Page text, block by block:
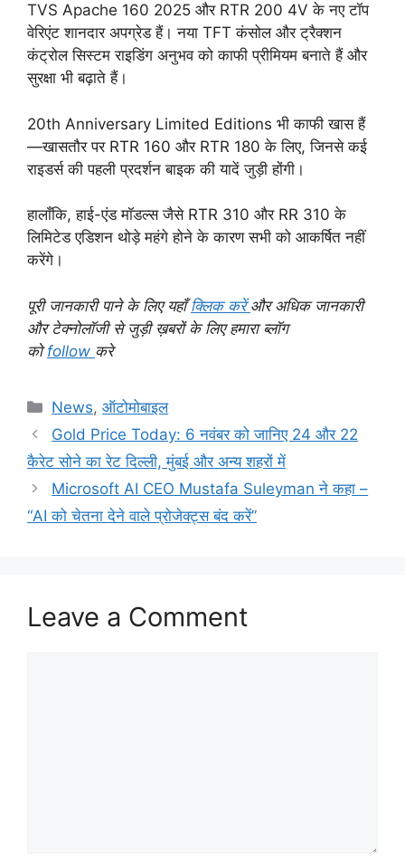
TVS Apache 160 2025 और RTR 200 4V के नए टॉप
वेरिएंट शानदार अपग्रेड हैं। नया TFT कंसोल और ट्रैक्शन
कंट्रोल सिस्टम राइडिंग अनुभव को काफी प्रीमियम बनाते हैं और
सुरक्षा भी बढ़ाते हैं।
20th Anniversary Limited Editions भी काफी खास हैं
—खासतौर पर RTR 160 और RTR 180 के लिए, जिनसे कई
राइडर्स की पहली प्रदर्शन बाइक की यादें जुड़ी होंगी।
हालाँकि, हाई-एंड मॉडल्स जैसे RTR 310 और RR 310 के
लिमिटेड एडिशन थोड़े महंगे होने के कारण सभी को आकर्षित नहीं
करेंगे।
पूरी जानकारी पाने के लिए यहाँक्लिक करेंऔर अधिक जानकारी
और टेक्नोलॉजी से जुड़ी ख़बरों के लिए हमारा ब्लॉग
कोfollow करे
Categories
News,ऑटोमोबाइल
Gold Price Today: 6 नवंबर को जानिए 24 और 22
कैरेट सोने का रेट दिल्ली, मुंबई और अन्य शहरों में
Microsoft AI CEO Mustafa Suleyman ने कहा –
“AI को चेतना देने वाले प्रोजेक्ट्स बंद करें”
Leave a Comment